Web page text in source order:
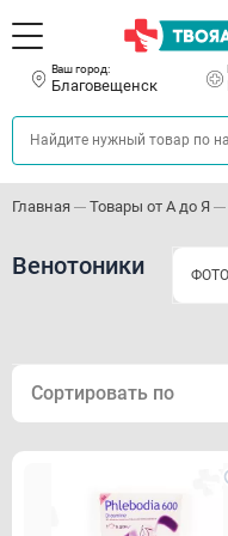
Ваш город:
Благовещенск
Главная Товары от А до Я
Венотоники ФОТО
Сортировать по